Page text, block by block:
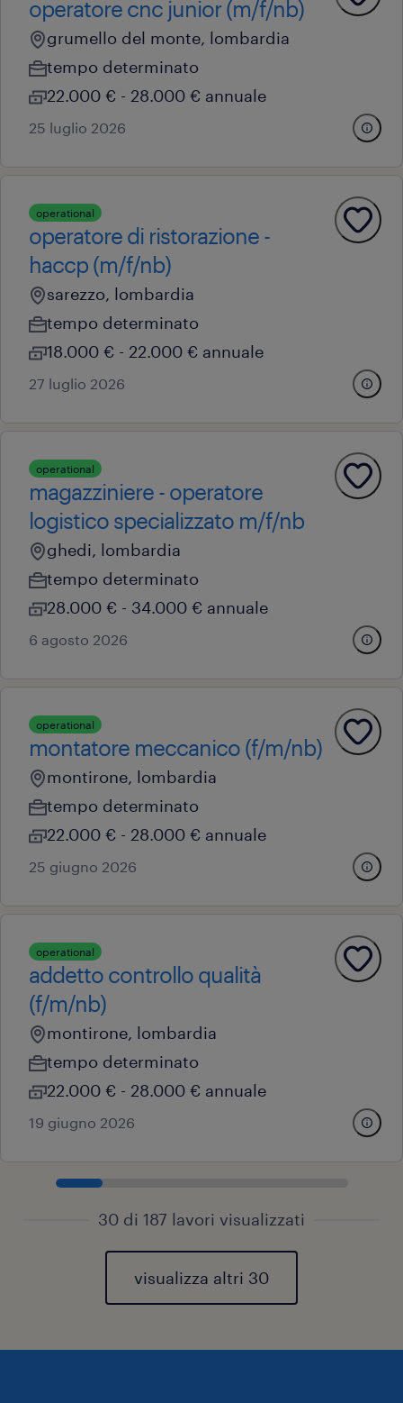
operatore cnc junior (m/f/nb)
grumello del monte, lombardia
tempo determinato
22.000 € - 28.000 € annuale
25 luglio 2026
operational
operatore di ristorazione -
haccp (m/f/nb)
sarezzo, lombardia
tempo determinato
18.000 € - 22.000 € annuale
27 luglio 2026
operational
magazziniere - operatore
logistico specializzato m/f/nb
ghedi, lombardia
tempo determinato
28.000 € - 34.000 € annuale
6 agosto 2026
operational
montatore meccanico (f/m/nb)
montirone, lombardia
tempo determinato
22.000 € - 28.000 € annuale
25 giugno 2026
operational
addetto controllo qualità
(f/m/nb)
montirone, lombardia
tempo determinato
22.000 € - 28.000 € annuale
19 giugno 2026
30 di 187 lavori visualizzati
visualizza altri 30